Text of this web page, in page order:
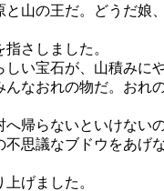
と山の王だ。どうだ娘
さしました。
い宝石が、山積みにや
んなおれの物だ。おれ
へ帰らないといけない
思議なブドウをあげな
げました。